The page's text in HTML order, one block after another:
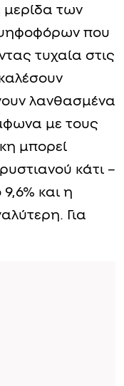
μερίδα των
που
τυχαία στις
λανθασμένα
με τους
μπορεί
κάτι –
και η
Για